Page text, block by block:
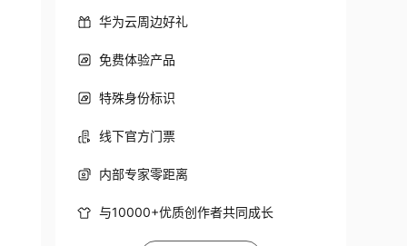
华为云周边好礼
免费体验产品
特殊身份标识
线下官方门票
内部专家零距离
与10000+优质创作者共同成长